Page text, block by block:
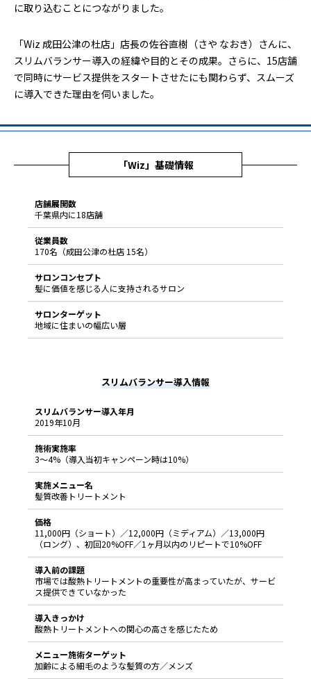
に取り込むことにつながりました。
「Wiz 成田公津の杜店」店長の佐谷直樹（さや なおき）さんに、
スリムバランサー導入の経緯や目的とその成果。さらに、15店舗
で同時にサービス提供をスタートさせたにも関わらず、スムーズ
に導入できた理由を伺いました。
「Wiz」基礎情報
店舗展開数
千葉県内に18店舗
従業員数
170名（成田公津の杜店 15名）
サロンコンセプト
髪に価値を感じる人に支持されるサロン
サロンターゲット
地域に住まいの幅広い層
スリムバランサー導入情報
スリムバランサー導入年月
2019年10月
施術実施率
3〜4%（導入当初キャンペーン時は10%）
実施メニュー名
髪質改善トリートメント
価格
11,000円（ショート）／12,000円（ミディアム）／13,000円
（ロング）、初回20%OFF／1ヶ月以内のリピートで10%OFF
導入前の課題
市場では酸熱トリートメントの重要性が高まっていたが、サービ
ス提供できていなかった
導入きっかけ
酸熱トリートメントへの関心の高さを感じたため
メニュー施術ターゲット
加齢による細毛のような髪質の方／メンズ